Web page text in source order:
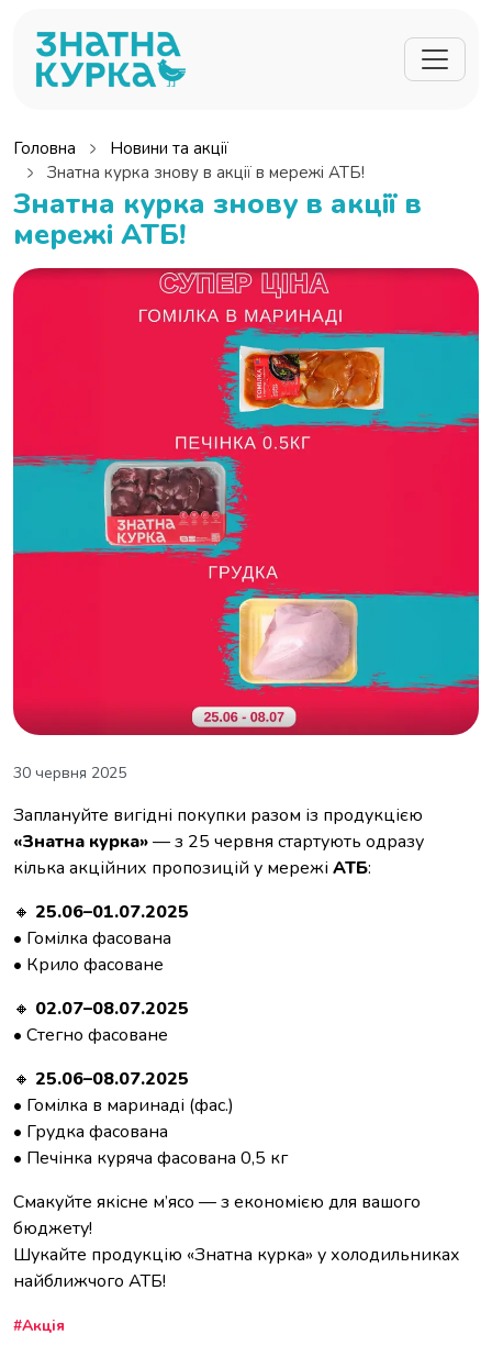
Головна
Новини та акції
Знатна курка знову в акції в мережі АТБ!
Знатна курка знову в акції в
мережі АТБ!
30 червня 2025
Заплануйте вигідні покупки разом із продукцією
«Знатна курка»— з 25 червня стартують одразу
кілька акційних пропозицій у мережі АТБ:
🔸 25.06–01.07.2025
• Гомілка фасована
• Крило фасоване
🔸 02.07–08.07.2025
• Стегно фасоване
🔸 25.06–08.07.2025
• Гомілка в маринаді (фас.)
• Грудка фасована
• Печінка куряча фасована 0,5 кг
Смакуйте якісне м’ясо — з економією для вашого
бюджету!
Шукайте продукцію «Знатна курка» у холодильниках
найближчого АТБ!
Акція